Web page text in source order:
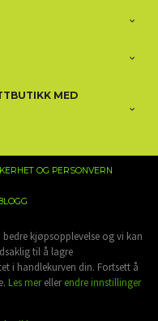
MED
OG PERSONVERN
kjøpsopplevelse og vi kan
til å lagre
i handlekurven din. Fortsett å
Les merellerendre innstillinger